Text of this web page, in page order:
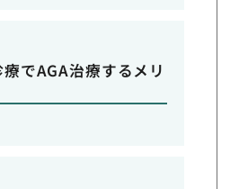
でAGA治療するメリ